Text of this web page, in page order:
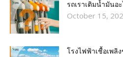
รถเราเติมน้ำมันอ
October 15,
โรงไฟฟ้าเชื้อเพลิ